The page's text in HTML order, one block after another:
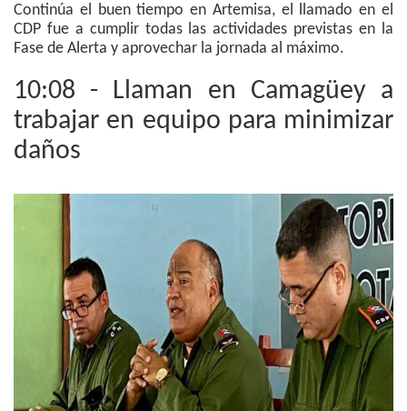
Continúa el buen tiempo en Artemisa, el llamado en el
CDP fue a cumplir todas las actividades previstas en la
Fase de Alerta y aprovechar la jornada al máximo.
10:08 - Llaman en Camagüey a
trabajar en equipo para minimizar
daños